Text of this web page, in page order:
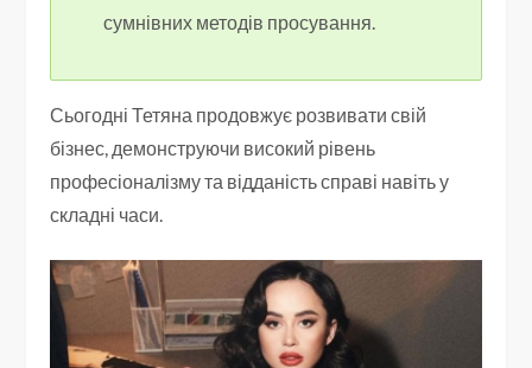
сумнівних методів просування.
Сьогодні Тетяна продовжує розвивати свій
бізнес, демонструючи високий рівень
професіоналізму та відданість справі навіть у
складні часи.